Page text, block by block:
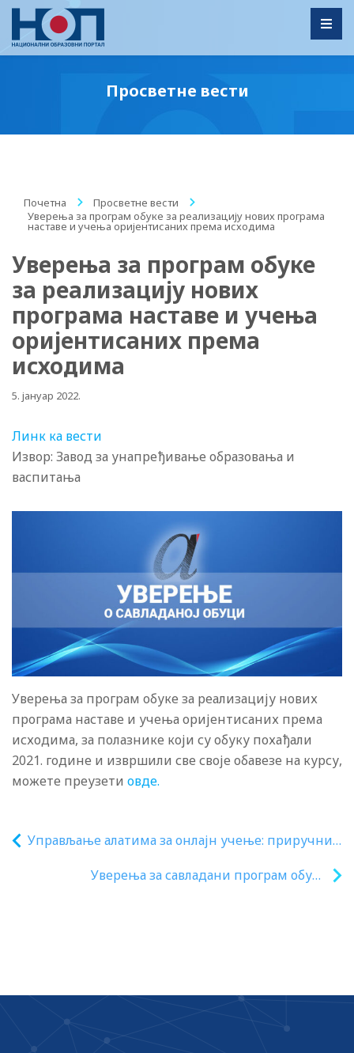
Просветне вести
Почетна / Просветне вести
/
Уверења за програм обуке за реализацију нових програма
наставе и учења оријентисаних према исходима
Уверења за програм обуке
за реализацију нових
програма наставе и учења
оријентисаних према
исходима
5. јануар 2022.
Линк ка вести
Извор: Завод за унапређивање образовања и
васпитања
Уверења за програм обуке за реализацију нових
програма наставе и учења оријентисаних према
исходима, за полазнике који су обуку похађали
2021. године и извршили све своје обавезе на курсу,
можете преузети овде.
Управљање алатима за онлајн учење: приручник
понашања ученика: водич за примену
Уверења за савладани програм обуке